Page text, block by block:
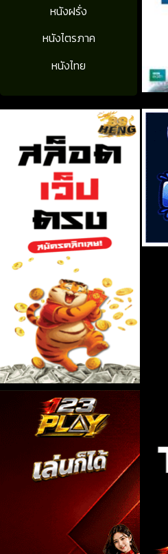
หนังฝรั่ง
หนังไตรภาค
หนังไทย